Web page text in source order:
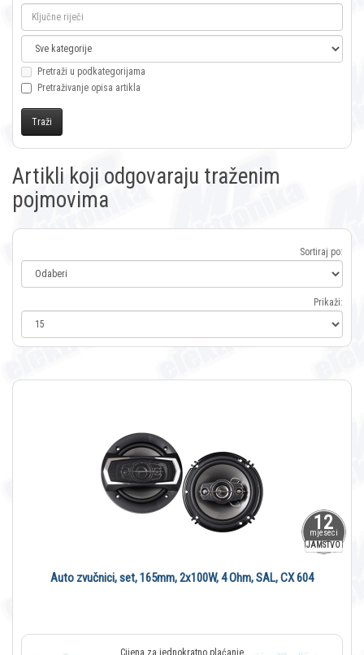
Pretraži u podkategorijama
Pretraživanje opisa artikla
Artikli koji odgovaraju traženim
pojmovima
Sortiraj po:
Prikaži:
12
mjeseci
JAMSTVO
Auto zvučnici, set, 165mm, 2x100W, 4 Ohm, SAL, CX 604